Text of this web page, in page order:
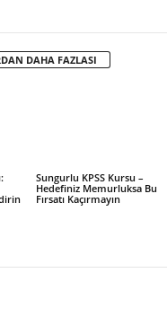
DAHA FAZLASI
Sungurlu KPSS Kursu –
Hedefiniz Memurluksa Bu
Fırsatı Kaçırmayın